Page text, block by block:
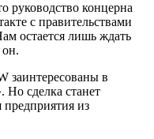
руководство концерна
с правительствами
остается лишь ждать
заинтересованы в
Но сделка станет
из